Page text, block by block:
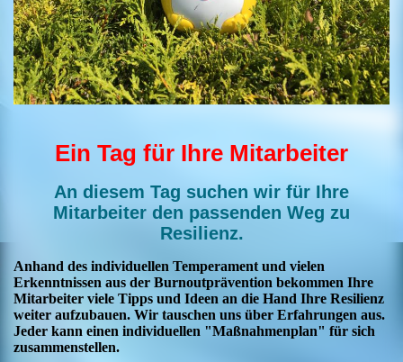
Ein Tag für Ihre Mitarbeiter
An diesem Tag suchen wir für Ihre
Mitarbeiter den passenden Weg zu
Resilienz.
Anhand des individuellen Temperament und vielen
Erkenntnissen aus der Burnoutprävention bekommen Ihre
Mitarbeiter viele Tipps und Ideen an die Hand Ihre Resilienz
weiter aufzubauen. Wir tauschen uns über Erfahrungen aus.
Jeder kann einen individuellen "Maßnahmenplan" für sich
zusammenstellen.